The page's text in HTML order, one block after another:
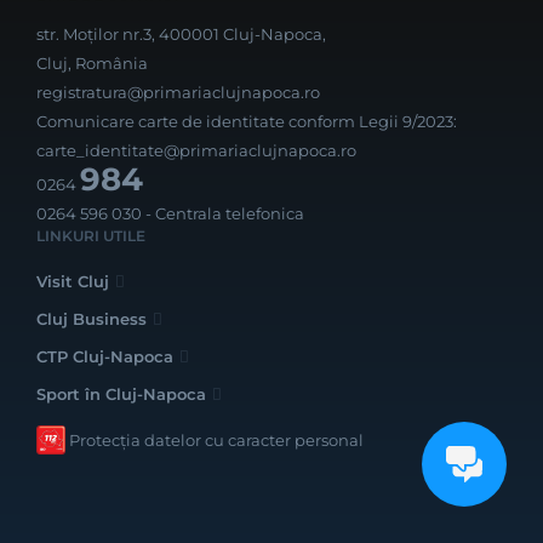
str. Moților nr.3, 400001 Cluj-Napoca,
Cluj, România
registratura@primariaclujnapoca.ro
Comunicare carte de identitate conform Legii 9/2023:
carte_identitate@primariaclujnapoca.ro
0264984
0264 596 030 - Centrala telefonica
LINKURI UTILE
Visit Cluj
Cluj Business
CTP Cluj-Napoca
Sport în Cluj-Napoca
Protecția datelor cu caracter personal